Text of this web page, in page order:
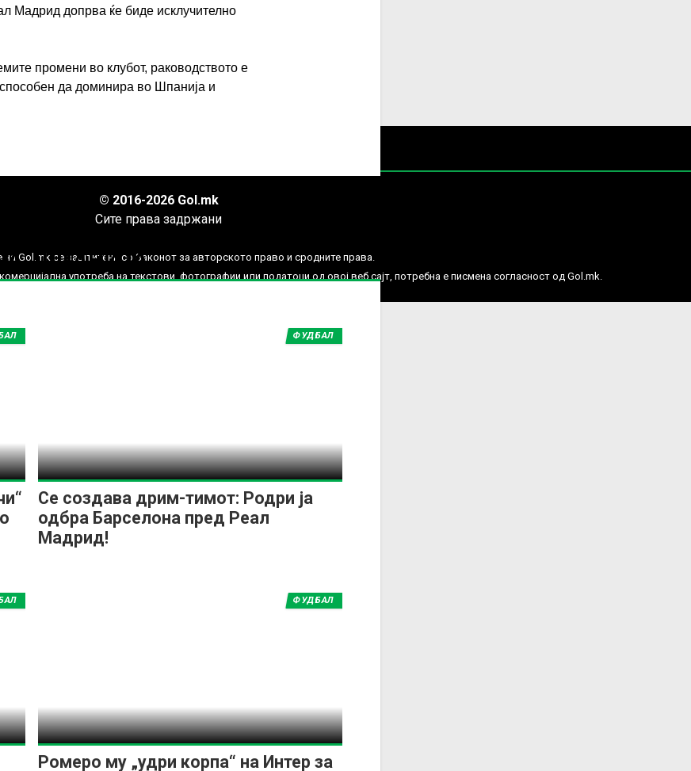
Мадрид допрва ќе биде исклучително
промени во клубот, раководството е
да доминира во Шпанија и
ШПАНИЈА
Се создава дрим-тимот: Родри ја
одбра Барселона пред Реал
Мадрид!
ФУДБАЛ
Ромеро му „удри корпа“ на Интер за
ФУДБАЛ
© 2016-2026 Gol.mk
Сите права задржани
на Gol.mk се заштитени со Законот за авторското право и сродните права.
употреба на текстови, фотографии или податоци од овој веб сајт, потребна е писмена согласност од Gol.mk.